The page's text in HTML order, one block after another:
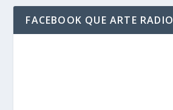
FACEBOOK QUE ARTE RADIO